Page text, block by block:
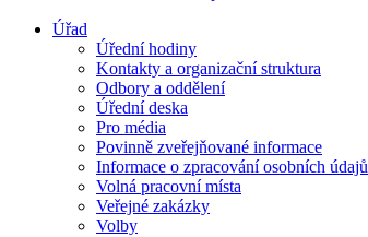
Úřad
Úřední hodiny
Kontakty a organizační struktura
Odbory a oddělení
Úřední deska
Pro média
Povinně zveřejňované informace
Informace o zpracování osobních údajů
Volná pracovní místa
Veřejné zakázky
Volby